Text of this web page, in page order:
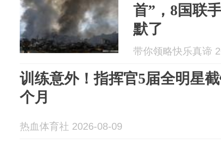
首”，8国联
默了
带你领略快乐真谛
训练意外！指挥官5届全明星
个月
热血体育社 2026-08-09